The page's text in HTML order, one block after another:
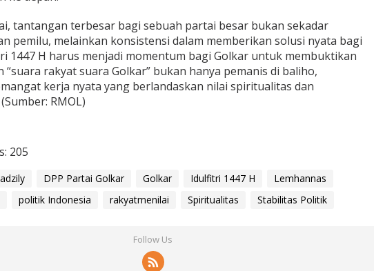
tantangan terbesar bagi sebuah partai besar bukan sekadar
pemilu, melainkan konsistensi dalam memberikan solusi nyata bagi
1447 H harus menjadi momentum bagi Golkar untuk membuktikan
“suara rakyat suara Golkar” bukan hanya pemanis di baliho,
kerja nyata yang berlandaskan nilai spiritualitas dan
RMOL)
205
DPP Partai Golkar Golkar Idulfitri 1447 H
Lemhannas
politik Indonesia rakyatmenilai Spiritualitas Stabilitas Politik
Follow Us